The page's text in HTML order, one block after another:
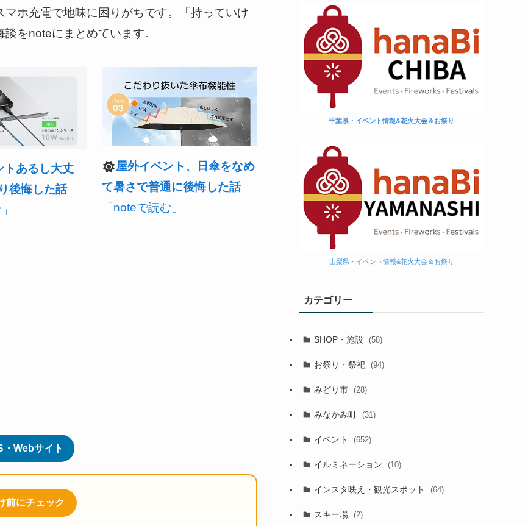
ホ充電で地味に困りがちです。「持っていけ
をnoteにまとめています。
トあるし大丈
後悔した話
屋外イベント、日傘をなめ
て暑さで普通に後悔した話
「noteで読む」
・Webサイト
前にチェック
千葉県・イベント情報&花火大会＆お祭り
山梨県・イベント情報&花火大会＆お祭り
カテゴリー
SHOP・施設 (58)
お祭り・祭祀 (94)
みどり市 (28)
みなかみ町 (31)
イベント (652)
イルミネーション (10)
インスタ映え・観光スポット (64)
スキー場 (2)